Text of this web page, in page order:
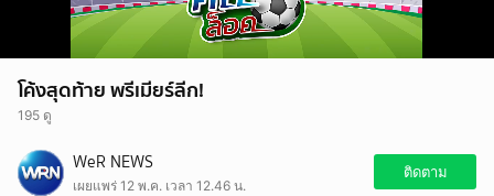
โค้งสุดท้าย พรีเมียร์ลีก!
195 ดู
WeR NEWS
เผยแพร่ 12 พ.ค. เวลา 12.46 น.
ติดตาม